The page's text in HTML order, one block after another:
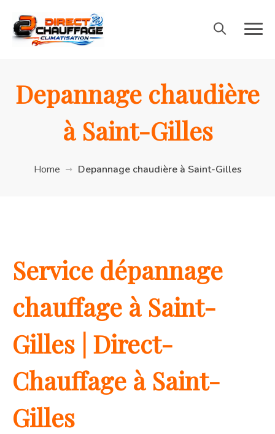
Depannage chaudière
à Saint-Gilles
Home Depannage chaudière à Saint-Gilles
Service dépannage
chauffage à Saint-
Gilles | Direct-
Chauffage à Saint-
Gilles